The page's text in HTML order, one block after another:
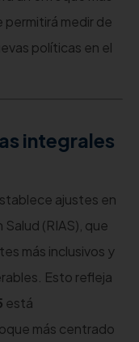
medir de
políticas en el
integrales
ajustes en
(RIAS), que
más inclusivos y
Esto refleja
está
más centrado